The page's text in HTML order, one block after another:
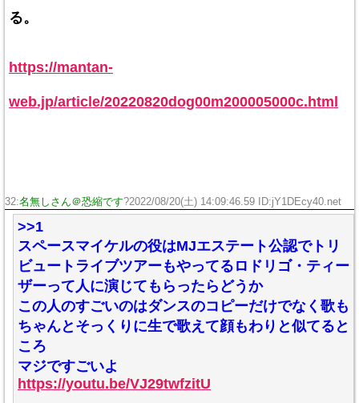
る。
https://mantan-
web.jp/article/20220820dog00m200005000c.html
32:名無しさん＠恐縮です?2022/08/20(土) 14:09:46.59 ID:jY1DEcy40.net
>>1
スペースマイケルの役はMJエステート公認でトリ
ビュートライブツアーもやってるロドリゴ・ティー
ザーって人に演じてもらったらどうか
この人のすごいのはダンスのコピーだけでなく歌も
ちゃんとそっくりに生で歌えて顔もわりと似てると
ころ
マジですごいよ
https://youtu.be/VJ29twfzitU